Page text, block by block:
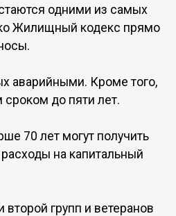
одними из самых
Жилищный кодекс прямо
аварийными. Кроме того,
до пяти лет.
70 лет могут получить
на капитальный
групп и ветеранов